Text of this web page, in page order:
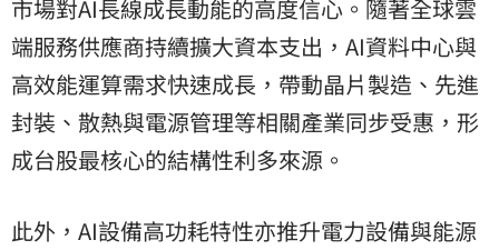
市場對AI長線成長動能的高度信心。隨著全球雲
端服務供應商持續擴大資本支出，AI資料中心與
高效能運算需求快速成長，帶動晶片製造、先進
封裝、散熱與電源管理等相關產業同步受惠，形
成台股最核心的結構性利多來源。
此外，AI設備高功耗特性亦推升電力設備與能源